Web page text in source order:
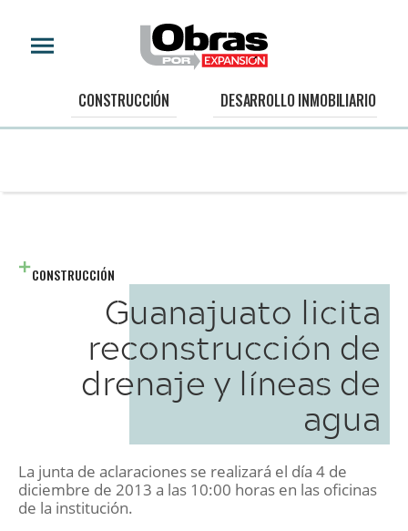
CONSTRUCCIÓN DESARROLLO INMOBILIARIO
CONSTRUCCIÓN
Guanajuato licita
reconstrucción de
drenaje y líneas de
agua
La junta de aclaraciones se realizará el día 4 de
diciembre de 2013 a las 10:00 horas en las oficinas
de la institución.